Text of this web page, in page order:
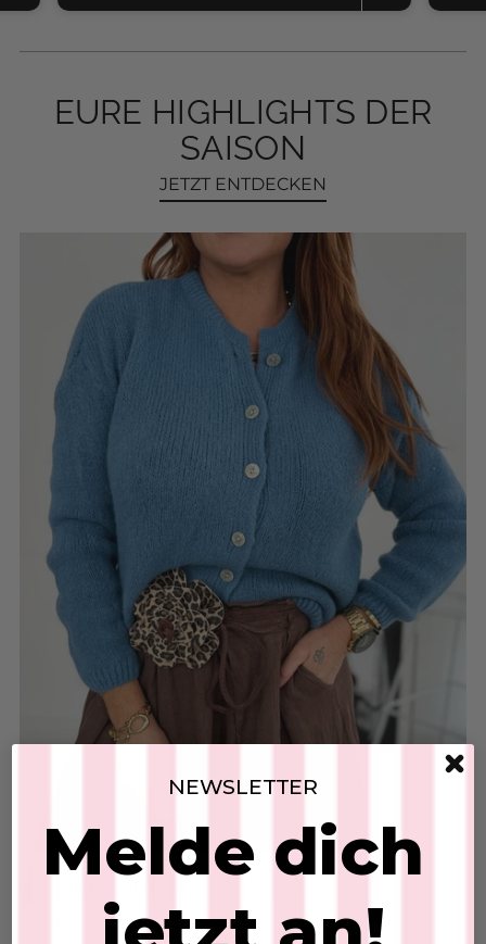
EURE HIGHLIGHTS DER
SAISON
JETZT ENTDECKEN
27. Jul 2026
NEWSLETTER
Melde dich